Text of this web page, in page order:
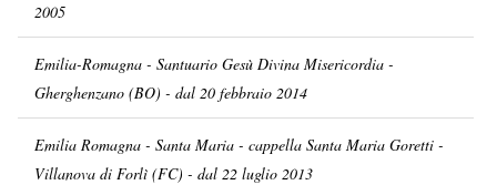
2005
Emilia-Romagna - Santuario Gesù Divina Misericordia -
Gherghenzano (BO) - dal 20 febbraio 2014
Emilia Romagna - Santa Maria - cappella Santa Maria Goretti -
Villanova di Forlì (FC) - dal 22 luglio 2013